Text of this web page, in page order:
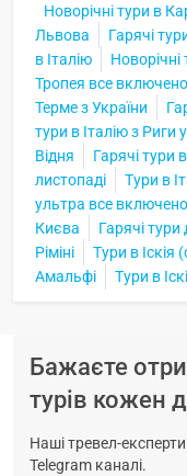
Новорічні тури в
Львова
Гарячі
в Італію
Тропея все
Терме з України
тури в Італію з Риги
Відня
Гарячі тури
листопаді
Тури в
ультра все
Києва
Гарячі тури
Ріміні
Тури в Іскія
Амальфі
Тури в
Бажаєте
турів кожен
Наші тревел-
Telegram каналі.